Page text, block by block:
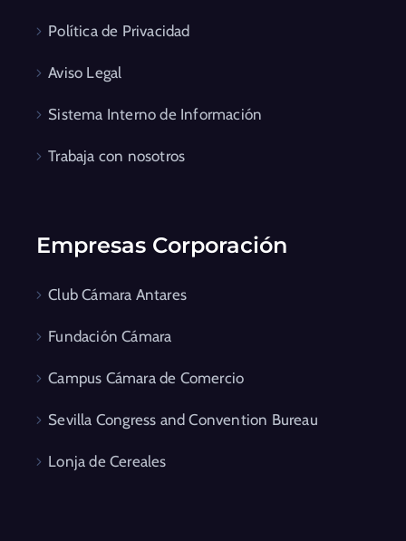
Política de Privacidad
Aviso Legal
Sistema Interno de Información
Trabaja con nosotros
Empresas Corporación
Club Cámara Antares
Fundación Cámara
Campus Cámara de Comercio
Sevilla Congress and Convention Bureau
Lonja de Cereales